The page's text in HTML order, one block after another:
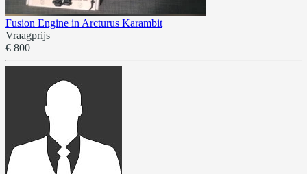
Fusion Engine in Arcturus Karambit
Vraagprijs
€ 800